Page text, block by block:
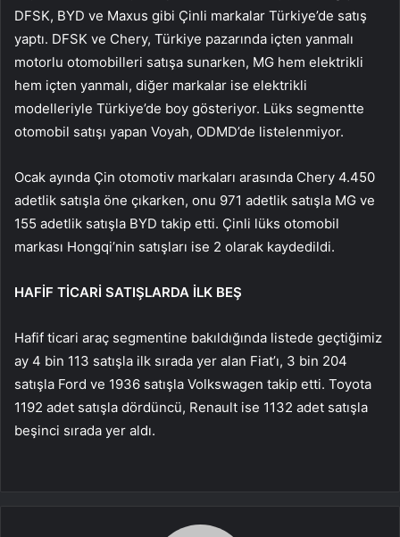
DFSK, BYD ve Maxus gibi Çinli markalar Türkiye’de satış
yaptı. DFSK ve Chery, Türkiye pazarında içten yanmalı
motorlu otomobilleri satışa sunarken, MG hem elektrikli
hem içten yanmalı, diğer markalar ise elektrikli
modelleriyle Türkiye’de boy gösteriyor. Lüks segmentte
otomobil satışı yapan Voyah, ODMD’de listelenmiyor.
Ocak ayında Çin otomotiv markaları arasında Chery 4.450
adetlik satışla öne çıkarken, onu 971 adetlik satışla MG ve
155 adetlik satışla BYD takip etti. Çinli lüks otomobil
markası Hongqi’nin satışları ise 2 olarak kaydedildi.
HAFİF TİCARİ SATIŞLARDA İLK BEŞ
Hafif ticari araç segmentine bakıldığında listede geçtiğimiz
ay 4 bin 113 satışla ilk sırada yer alan Fiat’ı, 3 bin 204
satışla Ford ve 1936 satışla Volkswagen takip etti. Toyota
1192 adet satışla dördüncü, Renault ise 1132 adet satışla
beşinci sırada yer aldı.